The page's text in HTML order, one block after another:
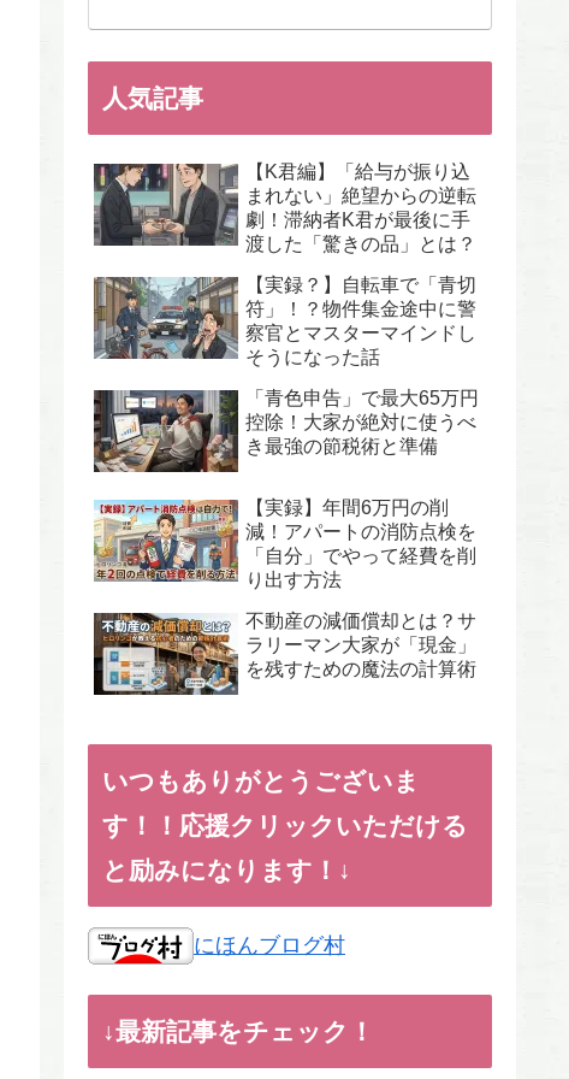
人気記事
【K君編】「給与が振り込
まれない」絶望からの逆転
劇！滞納者K君が最後に手
渡した「驚きの品」とは？
【実録？】自転車で「青切
符」！？物件集金途中に警
察官とマスターマインドし
そうになった話
「青色申告」で最大65万円
控除！大家が絶対に使うべ
き最強の節税術と準備
【実録】年間6万円の削
減！アパートの消防点検を
「自分」でやって経費を削
り出す方法
不動産の減価償却とは？サ
ラリーマン大家が「現金」
を残すための魔法の計算術
いつもありがとうございま
す！！応援クリックいただける
と励みになります！↓
にほんブログ村
↓最新記事をチェック！